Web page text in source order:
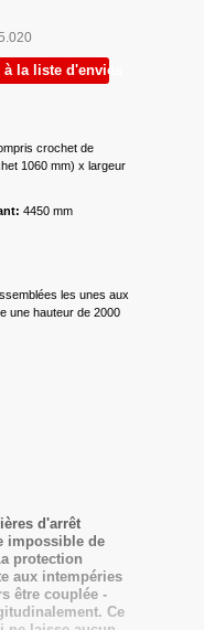
la liste d'envies
crochet de
1060 mm) x largeur
4450 mm
les unes aux
une hauteur de 2000
d'arrêt
impossible de
protection
aux intempéries
être couplée -
Ce